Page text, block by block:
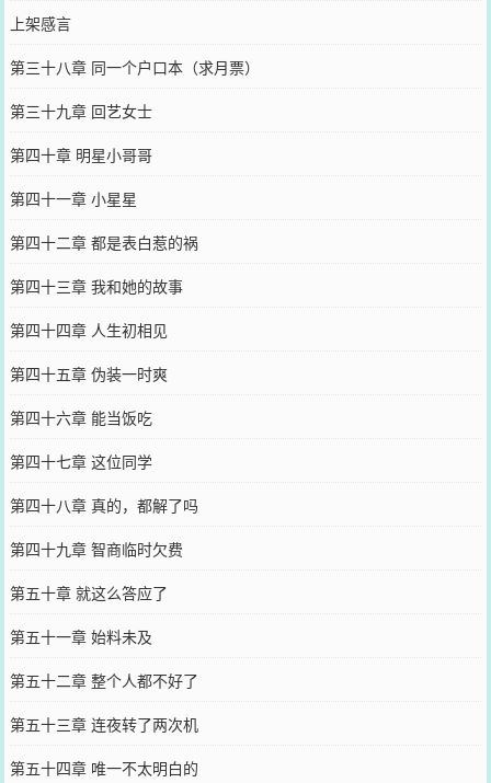
上架感言
第三十八章 同一个户口本（求月票）
第三十九章 回艺女士
第四十章 明星小哥哥
第四十一章 小星星
第四十二章 都是表白惹的祸
第四十三章 我和她的故事
第四十四章 人生初相见
第四十五章 伪装一时爽
第四十六章 能当饭吃
第四十七章 这位同学
第四十八章 真的，都解了吗
第四十九章 智商临时欠费
第五十章 就这么答应了
第五十一章 始料未及
第五十二章 整个人都不好了
第五十三章 连夜转了两次机
第五十四章 唯一不太明白的